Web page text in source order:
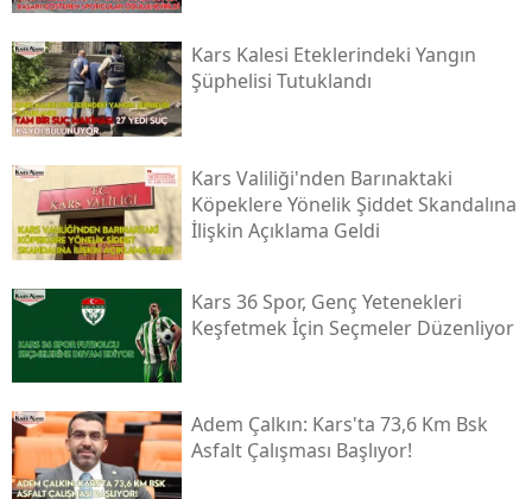
Yozgat
Zonguldak
Bayburt
Kırıkkale
Kars Kalesi Eteklerindeki Yangın
Şüphelisi Tutuklandı
Kars Valiliği'nden Barınaktaki
Köpeklere Yönelik Şiddet Skandalına
İlişkin Açıklama Geldi
Kars 36 Spor, Genç Yetenekleri
Keşfetmek İçin Seçmeler Düzenliyor
Adem Çalkın: Kars'ta 73,6 Km Bsk
Asfalt Çalışması Başlıyor!